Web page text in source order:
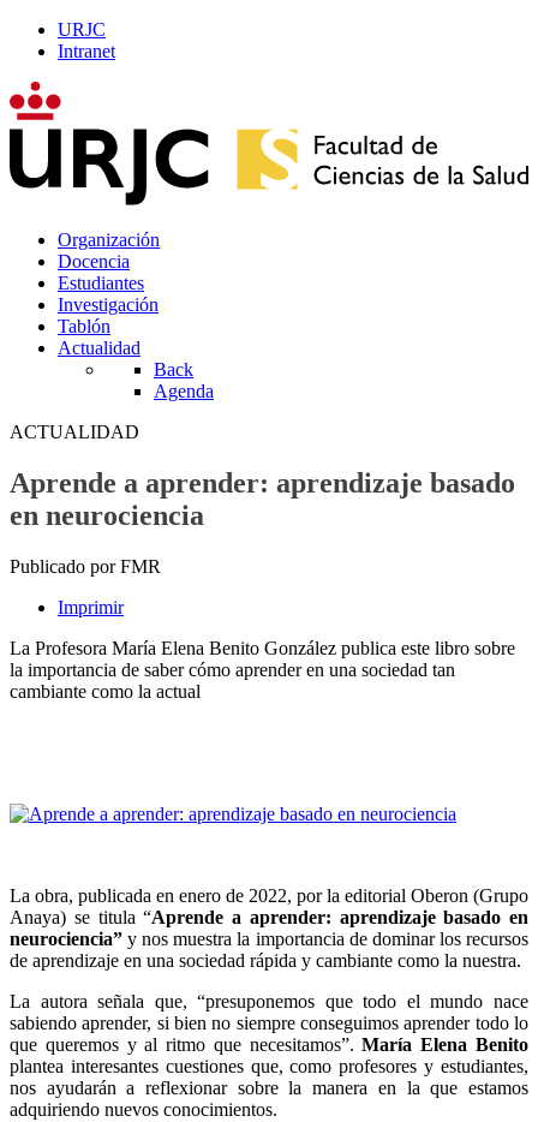
URJC
Intranet
Organización
Docencia
Estudiantes
Investigación
Tablón
Actualidad
Back
Agenda
ACTUALIDAD
Aprende a aprender: aprendizaje basado
en neurociencia
Publicado por FMR
Imprimir
La Profesora María Elena Benito González publica este libro sobre
la importancia de saber cómo aprender en una sociedad tan
cambiante como la actual
La obra, publicada en enero de 2022, por la editorial Oberon (Grupo
Anaya) se titula “Aprende a aprender: aprendizaje basado en
neurociencia”ynos muestra la importancia de dominar los recursos
de aprendizaje en una sociedad rápida y cambiante como la nuestra.
La autora señala que, “presuponemos que todo el mundo nace
sabiendo aprender, si bien no siempre conseguimos aprender todo lo
que queremos y al ritmo que necesitamos”.María Elena Benito
plantea interesantes cuestiones que, como profesores y estudiantes,
nos ayudarán a reflexionar sobre la manera en la que estamos
adquiriendo nuevos conocimientos.